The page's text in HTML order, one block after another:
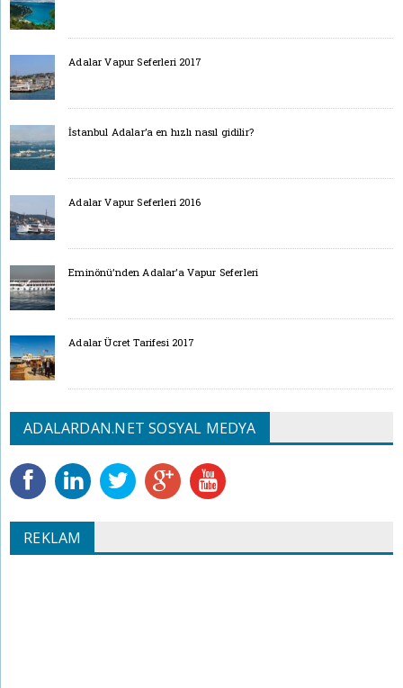
Adalar Vapur Seferleri 2017
İstanbul Adalar’a en hızlı nasıl gidilir?
Adalar Vapur Seferleri 2016
Eminönü’nden Adalar’a Vapur Seferleri
Adalar Ücret Tarifesi 2017
ADALARDAN.NET SOSYAL MEDYA
REKLAM